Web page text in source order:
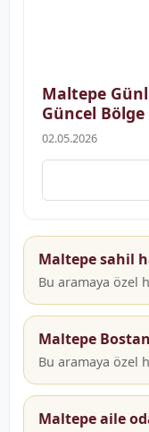
Maltepe
Güncel
02.05.2026
Maltepe sahil
Bu aramaya özel
Maltepe
Bu aramaya özel
Maltepe aile